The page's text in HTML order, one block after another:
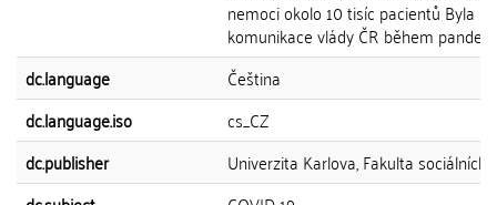
nemoci okolo 10 tisíc pacientů Byla
komunikace vlády ČR během
dc.language
Čeština
dc.language.iso
cs_CZ
dc.publisher
Univerzita Karlova, Fakulta sociálních